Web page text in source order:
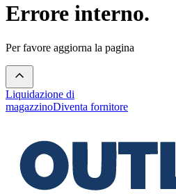
Errore interno.
Per favore aggiorna la pagina
Liquidazione di
magazzinoDiventa fornitore